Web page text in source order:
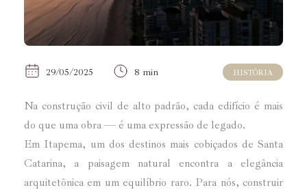
29/05/2025 8 min HISTÓRIA
Na construção civil de alto padrão, cada edifício é mais
do que uma obra — é uma expressão de legado.
Em Itapema, um dos destinos mais cobiçados de Santa
Catarina, a paisagem natural encontra a elegância
arquitetônica em um equilíbrio raro. Para nós, construir